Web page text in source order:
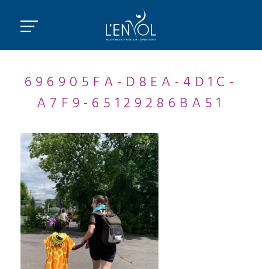
696905FA-D8EA-4D1C-
A7F9-65129286BA51